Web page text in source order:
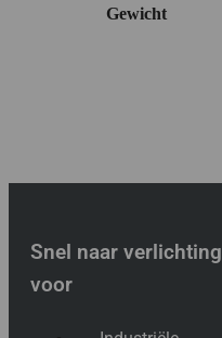
Gewicht
Snel naar verlichting
voor